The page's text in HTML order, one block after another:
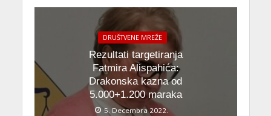
DRUŠTVENE MREŽE
Rezultati targetiranja
Fatmira Alispahića:
Drakonska kazna od
5.000+1.200 maraka
5. Decembra 2022.